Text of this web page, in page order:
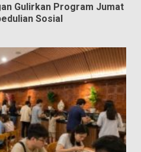
Gulirkan Program Jumat
Sosial